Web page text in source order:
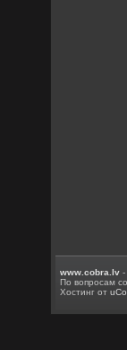
www.cobra.lv
По вопросам
Хостинг от